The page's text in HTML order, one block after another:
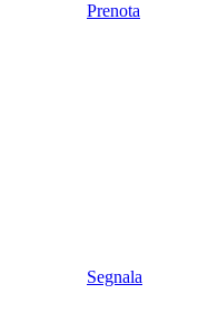
Prenota
Segnala